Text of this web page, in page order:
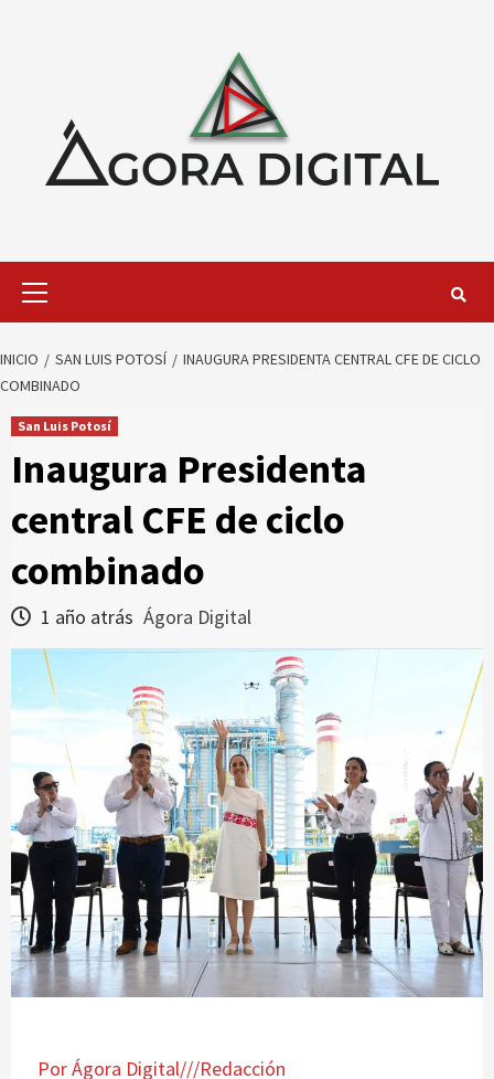
INICIO SAN LUIS POTOSÍ
INAUGURA PRESIDENTA CENTRAL CFE DE CICLO
COMBINADO
San Luis Potosí
Inaugura Presidenta
central CFE de ciclo
combinado
1 año atrás Ágora Digital
Por Ágora Digital///Redacción